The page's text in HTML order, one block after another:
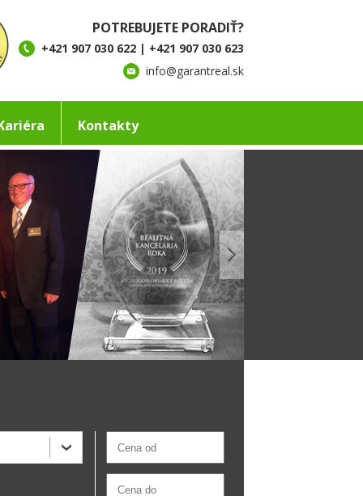
POTREBUJETE PORADIŤ?
+421 907 030 622 | +421 907 030 623
info@garantreal.sk
Kontakty